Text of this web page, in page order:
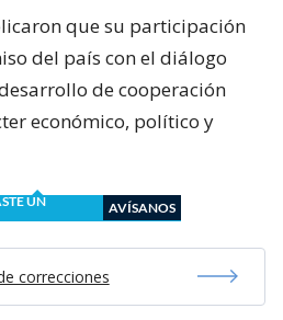
que su participación
del país con el diálogo
de cooperación
económico, político y
UN
AVÍSANOS
correcciones